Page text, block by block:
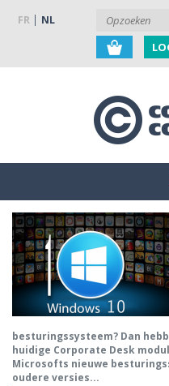
FR NL
besturingssysteem? Dan
huidige Corporate Desk
Microsofts nieuwe
oudere versies...